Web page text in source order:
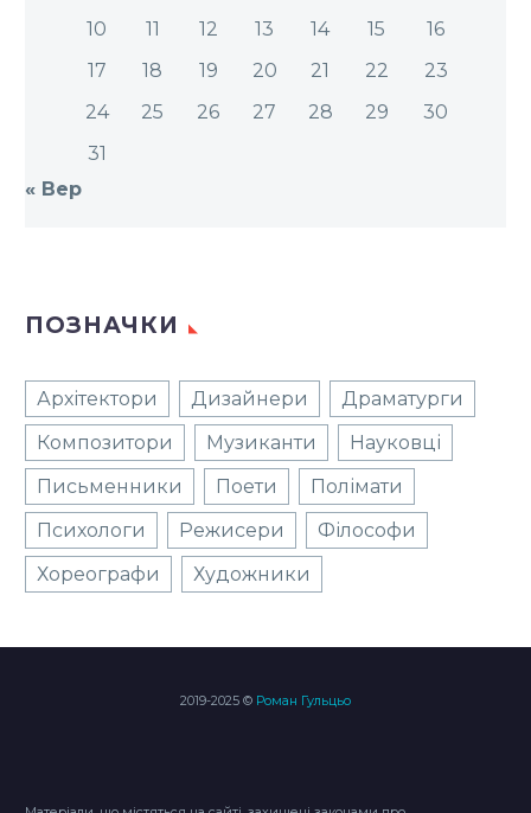
10
11 12 13 14 15
16
17
18 19 20 21 22
23
24
25 26 27 28 29
30
31
« Вер
ПОЗНАЧКИ
Архітектори Дизайнери
Драматурги
Композитори
Музиканти
Науковці
Письменники
Поети
Полімати
Психологи
Режисери
Філософи
Хореографи
Художники
2019-2025 © Роман Гульцьо